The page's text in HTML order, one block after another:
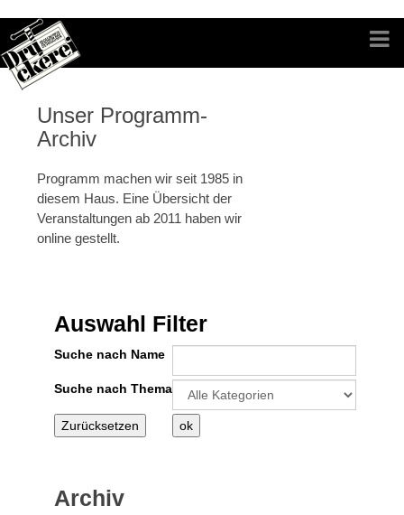
Unser Programm-
Archiv
Programm machen wir seit 1985 in
diesem Haus. Eine Übersicht der
Veranstaltungen ab 2011 haben wir
online gestellt.
Auswahl Filter
Suche nach Name
Suche nach Thema Eine Kategorie auswählen um die
Archiv